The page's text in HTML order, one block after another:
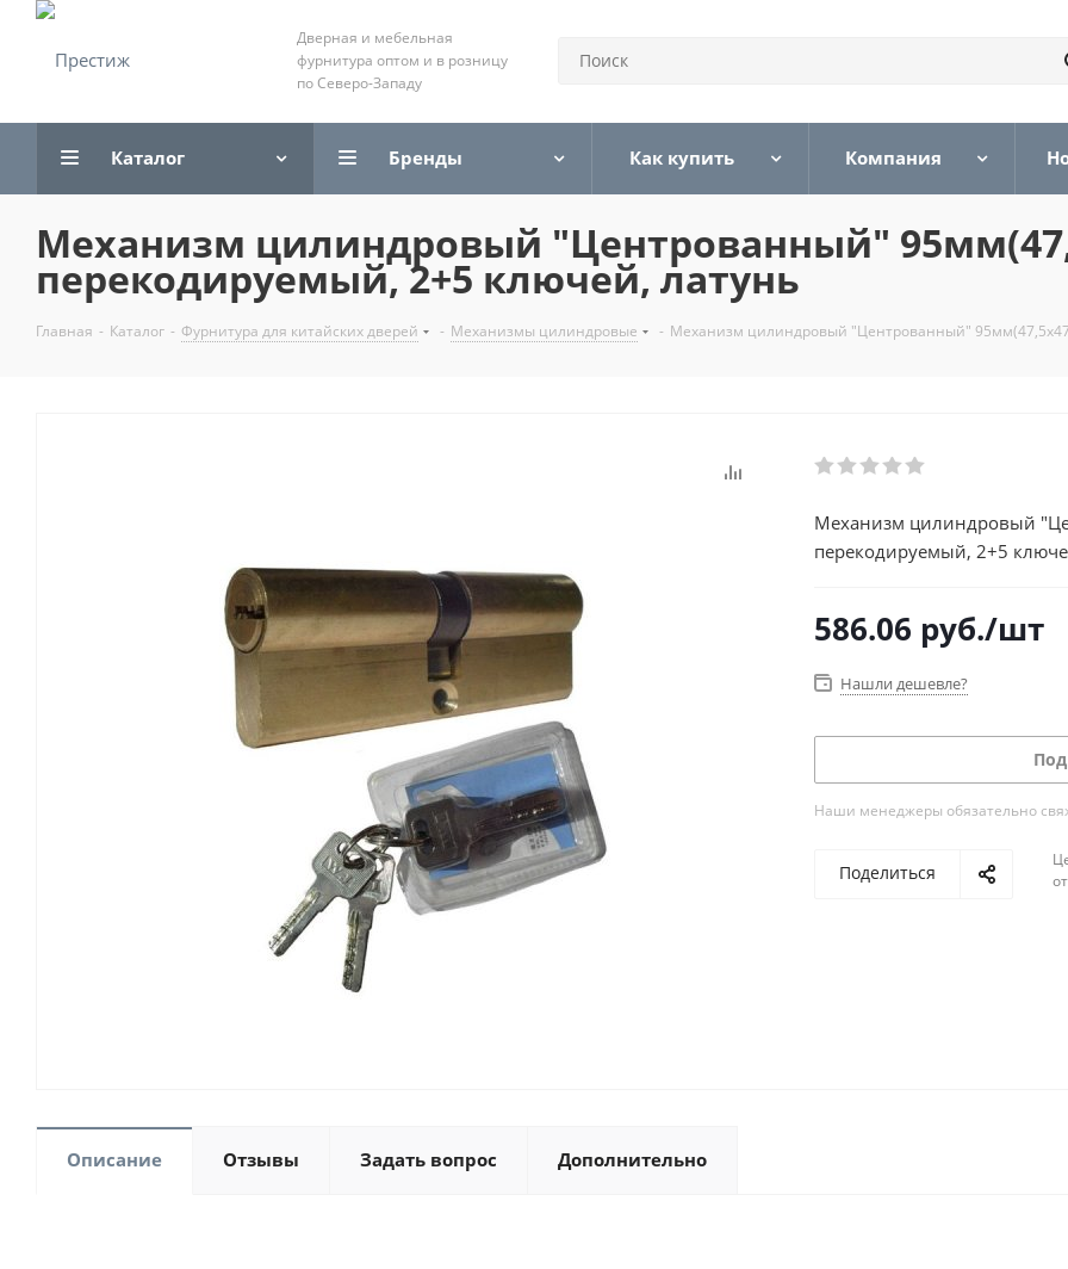
Дверная и мебельная
фурнитура оптом и в розницу
по Северо-Западу
Каталог Бренды Как купить Компания
Механизм цилиндровый "Центрованный"
перекодируемый, 2+5 ключей, латунь
Главная - Каталог - Фурнитура для китайских дверей - Механизмы цилиндровые - Механизм цилиндровый "Центрованный"
Механизм цилиндровый
перекодируемый, 2+5
586.06 руб./шт
Нашли дешевле?
Наши менеджеры обязательно
Поделиться
Описание Отзывы Задать вопрос Дополнительно